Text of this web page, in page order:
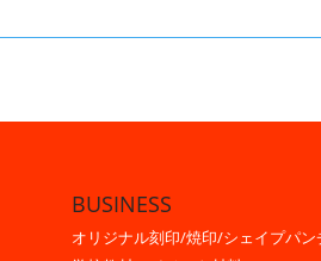
BUSINESS
オリジナル刻印/焼印/シェイプパン